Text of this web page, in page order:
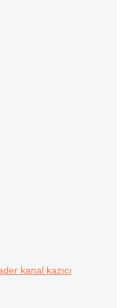
kanal kazıcı